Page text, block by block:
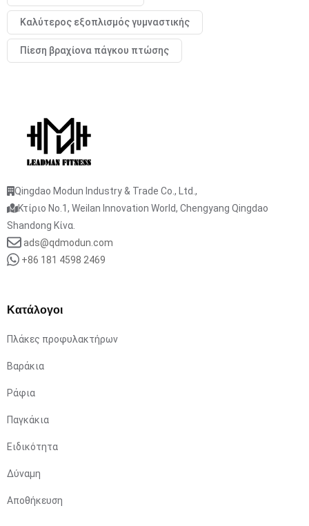
Καλύτερος εξοπλισμός γυμναστικής
Πίεση βραχίονα πάγκου πτώσης
Qingdao Modun Industry & Trade Co., Ltd.,
Κτίριο No.1, Weilan Innovation World, Chengyang Qingdao
Shandong Κίνα.
ads@qdmodun.com
+86 181 4598 2469
Κατάλογοι
Πλάκες προφυλακτήρων
Βαράκια
Ράφια
Παγκάκια
Ειδικότητα
Δύναμη
Αποθήκευση